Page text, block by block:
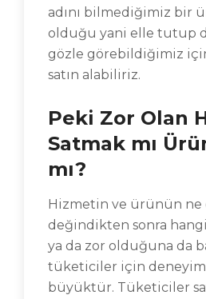
adını bilmediğimiz bir
olduğu yani elle tutup
gözle görebildiğimiz
satın alabiliriz.
Peki Zor Olan
Satmak mı
mı?
Hizmetin ve ürünün ne
değindikten sonra
ya da zor olduğuna da
tüketiciler için
büyüktür. Tüketiciler